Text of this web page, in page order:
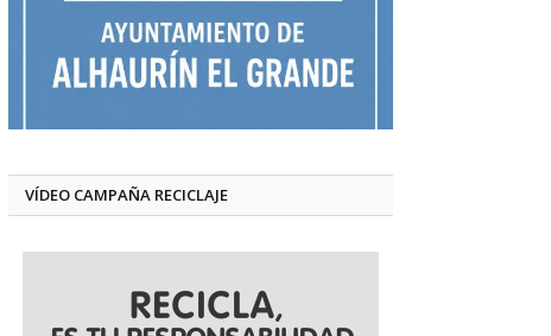
VÍDEO CAMPAÑA RECICLAJE